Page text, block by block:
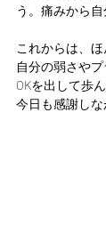
う。痛みから自
これからは、
自分の弱さや
OKを出して歩
今日も感謝しな